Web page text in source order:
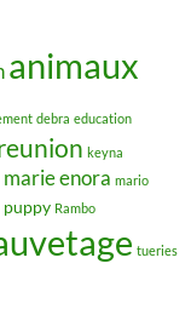
animaux
debra education
keyna
marie enora mario
puppy Rambo
tueries